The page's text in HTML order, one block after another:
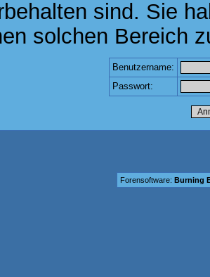
sind. Sie
solchen Bereich
Benutzername:
Passwort:
Forensoftware: Burning